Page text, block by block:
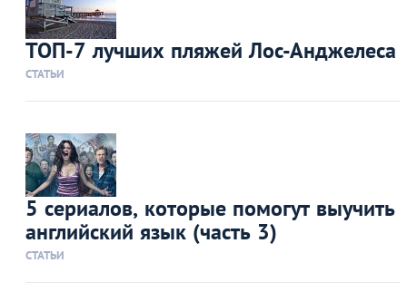
ТОП-7 лучших пляжей Лос-Анджелеса
СТАТЬИ
5 сериалов, которые помогут выучить
английский язык (часть 3)
СТАТЬИ